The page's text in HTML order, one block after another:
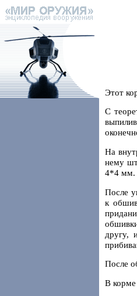
Этот
С
На
нему
4*4 мм.
После
к
другу,
После
В корме